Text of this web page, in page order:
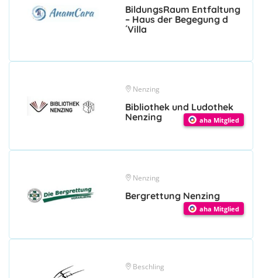
BildungsRaum Entfaltung
– Haus der Begegung d
´Villa
Nenzing
Bibliothek und Ludothek
Nenzing
aha Mitglied
Nenzing
Bergrettung Nenzing
aha Mitglied
Beschling